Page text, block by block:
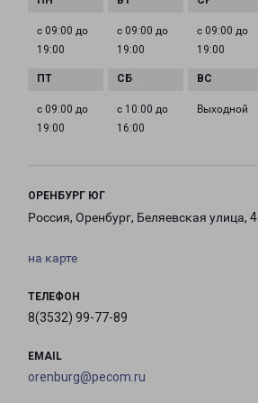
с 09:00 до
19:00
с 09:00 до
19:00
с 09:00 до
19:00
с 09:00 до
19:00
с 10:00 до
16:00
Выходной
ОРЕНБУРГ ЮГ
Россия, Оренбург, Беляевская улица, 4
на карте
ТЕЛЕФОН
8(3532) 99-77-89
EMAIL
orenburg@pecom.ru